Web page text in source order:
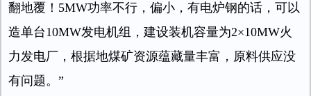
翻地覆！5MW功率不行，偏小，有电炉钢的话，可以
造单台10MW发电机组，建设装机容量为2×10MW火
力发电厂，根据地煤矿资源蕴藏量丰富，原料供应没
有问题。”